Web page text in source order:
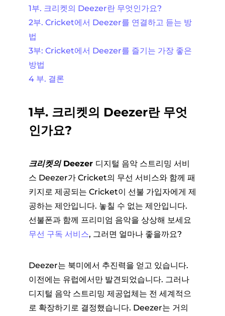
1부. 크리켓의 Deezer란 무엇인가요?
2부. Cricket에서 Deezer를 연결하고 듣는 방
법
3부: Cricket에서 Deezer를 즐기는 가장 좋은
방법
4 부. 결론
1부. 크리켓의 Deezer란 무엇
인가요?
크리켓의 Deezer 디지털 음악 스트리밍 서비
스 Deezer가 Cricket의 무선 서비스와 함께 패
키지로 제공되는 Cricket이 선불 가입자에게 제
공하는 제안입니다. 놓칠 수 없는 제안입니다.
선불폰과 함께 프리미엄 음악을 상상해 보세요
무선 구독 서비스, 그러면 얼마나 좋을까요?
Deezer는 북미에서 추진력을 얻고 있습니다.
이전에는 유럽에서만 발견되었습니다. 그러나
디지털 음악 스트리밍 제공업체는 전 세계적으
로 확장하기로 결정했습니다. Deezer는 거의